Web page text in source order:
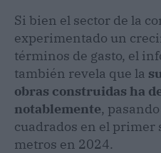
Si bien el sector de la
experimentado un
términos de gasto, el
también revela que la
obras construidas ha
notablemente,
cuadrados en el primer
metros en 2024.